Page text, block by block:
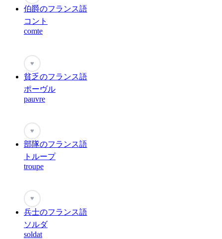
伯爵のフランス語
コント
comte
♥
貧乏のフランス語
ポーヴル
pauvre
♥
部隊のフランス語
トループ
troupe
♥
兵士のフランス語
ソルダ
soldat